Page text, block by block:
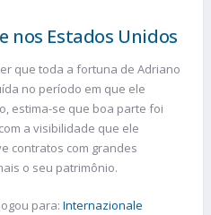
nos Estados Unidos
que toda a fortuna de Adriano
no período em que ele
estima-se que boa parte foi
a visibilidade que ele
contratos com grandes
o seu patrimônio.
para: Internazionale